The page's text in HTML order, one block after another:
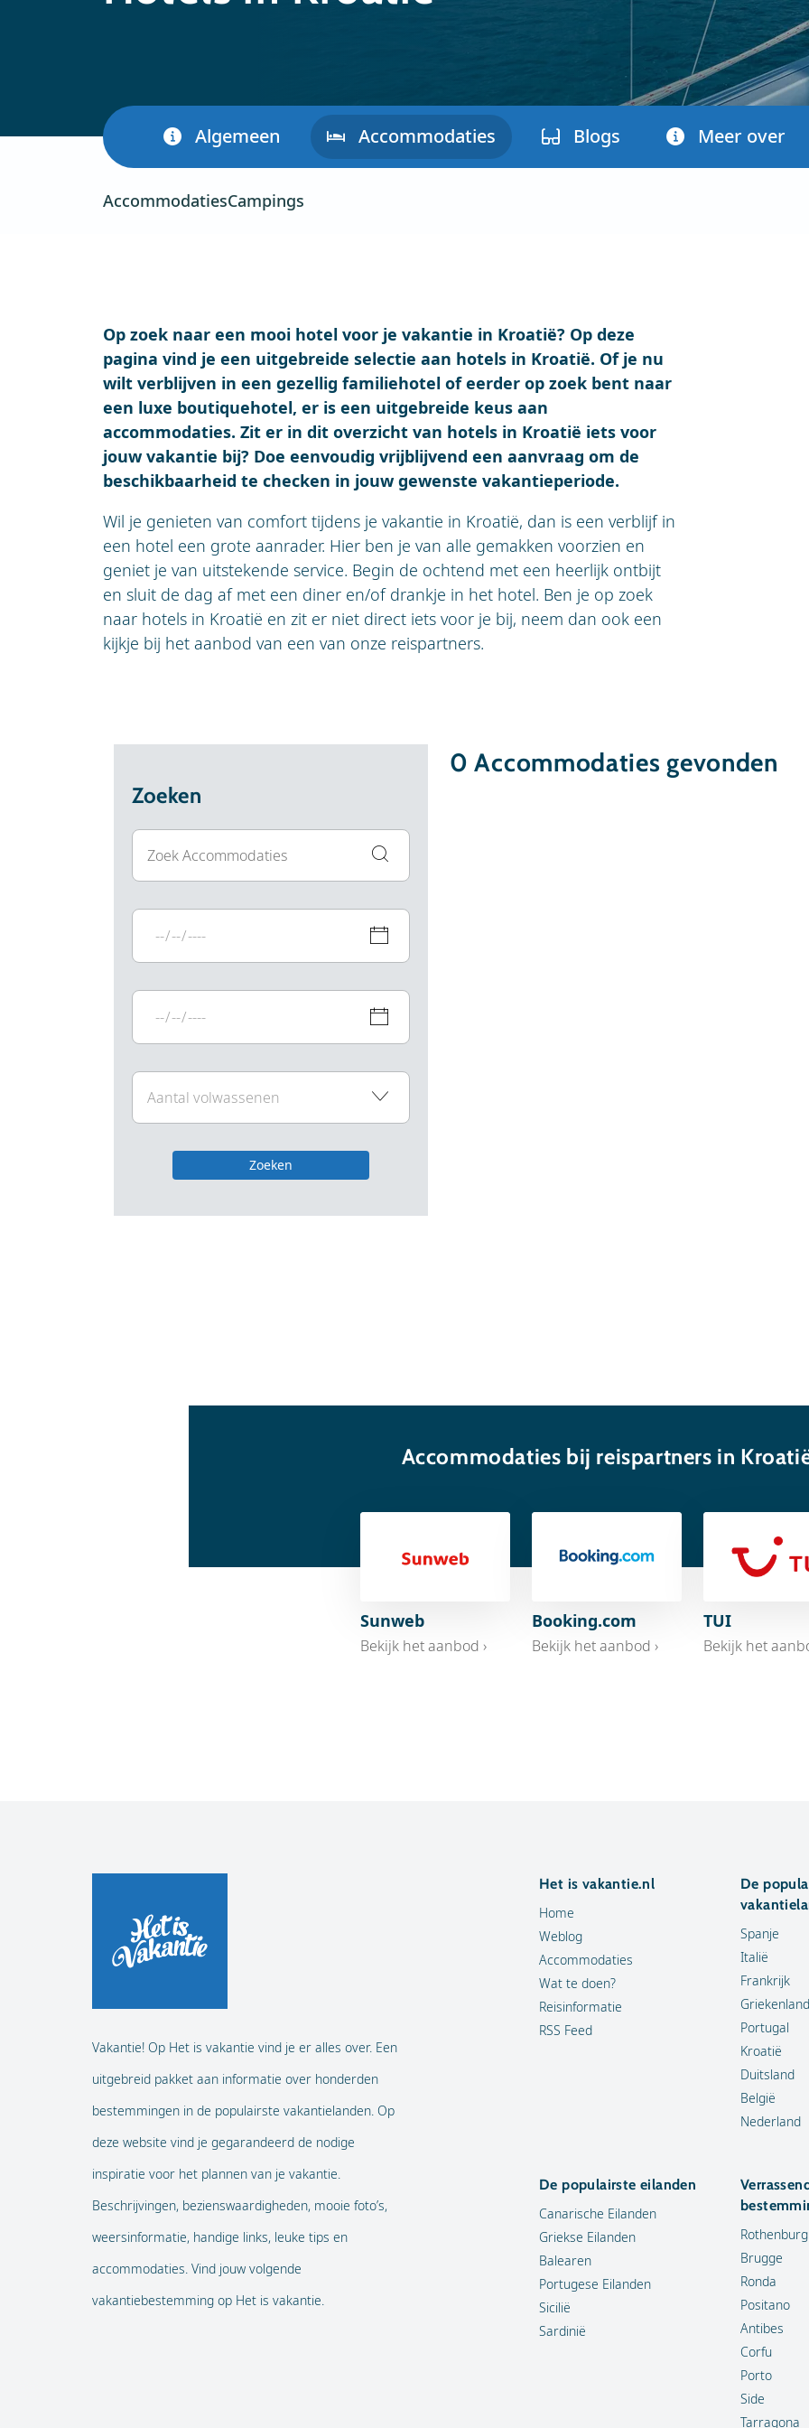
Algemeen Accommodaties Blogs Meer over
AccommodatiesCampings
Op zoek naar een mooi hotel voor je vakantie in Kroatië? Op deze
pagina vind je een uitgebreide selectie aan hotels in Kroatië. Of je nu
wilt verblijven in een gezellig familiehotel of eerder op zoek bent naar
een luxe boutiquehotel, er is een uitgebreide keus aan
accommodaties. Zit er in dit overzicht van hotels in Kroatië iets voor
jouw vakantie bij? Doe eenvoudig vrijblijvend een aanvraag om de
beschikbaarheid te checken in jouw gewenste vakantieperiode.
Wil je genieten van comfort tijdens je vakantie in Kroatië, dan is een verblijf in
een hotel een grote aanrader. Hier ben je van alle gemakken voorzien en
geniet je van uitstekende service. Begin de ochtend met een heerlijk ontbijt
en sluit de dag af met een diner en/of drankje in het hotel. Ben je op zoek
naar hotels in Kroatië en zit er niet direct iets voor je bij, neem dan ook een
kijkje bij het aanbod van een van onze reispartners.
Zoeken
Zoeken
0 Accommodaties gevonden
Accommodaties bij reispartners in
Sunweb
Bekijk het aanbod ›
Booking.com
Bekijk het aanbod ›
TUI
Bekijk het
Vakantie! Op Het is vakantie vind je er alles over. Een
uitgebreid pakket aan informatie over honderden
bestemmingen in de populairste vakantielanden. Op
deze website vind je gegarandeerd de nodige
inspiratie voor het plannen van je vakantie.
Beschrijvingen, bezienswaardigheden, mooie foto’s,
weersinformatie, handige links, leuke tips en
accommodaties. Vind jouw volgende
vakantiebestemming op Het is vakantie.
Het is vakantie.nl
Home
Weblog
Accommodaties
Wat te doen?
Reisinformatie
RSS Feed
De
Spanje
Italië
Frankrijk
Griekenland
Portugal
Kroatië
Duitsland
België
Nederland
De populairste eilanden
Canarische Eilanden
Griekse Eilanden
Balearen
Portugese Eilanden
Sicilië
Sardinië
Brugge
Ronda
Positano
Antibes
Corfu
Porto
Side
Tarragona